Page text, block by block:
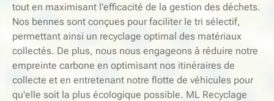
tout en maximisant l'efficacité de la gestion des déchets.
Nos bennes sont conçues pour faciliter le tri sélectif,
permettant ainsi un recyclage optimal des matériaux
collectés. De plus, nous nous engageons à réduire notre
empreinte carbone en optimisant nos itinéraires de
collecte et en entretenant notre flotte de véhicules pour
qu'elle soit la plus écologique possible. ML Recyclage